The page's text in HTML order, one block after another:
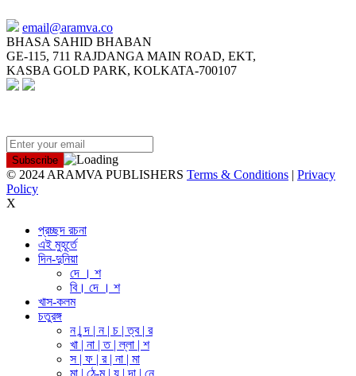
email@aramva.co
BHASA SAHID BHABAN
GE-115, 711 RAJDANGA MAIN ROAD, EKT,
KASBA GOLD PARK, KOLKATA-700107
© 2024 ARAMVA PUBLISHERS Terms & Conditions | Privacy
Policy
X
প্রচ্ছদ রচনা
এই মুহূর্তে
দিন-দুনিয়া
দে । শ
বি। দে । শ
খাস-কলম
চতুরঙ্গ
ন | ন্দ | ন | চ | ত্ব | র
খা | না | ত | ল্লা | শ
স | ফ | র | না | মা
মা | ঠে-ম | য় | দা | নে